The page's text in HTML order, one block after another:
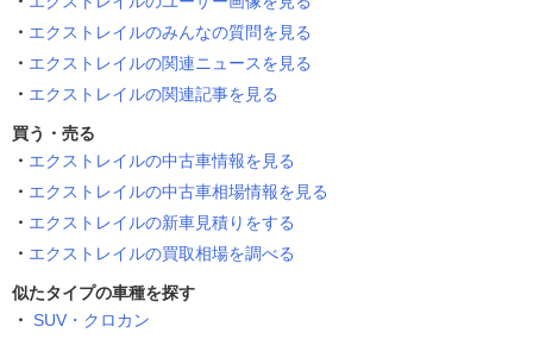
エクストレイルのみんなの質問を見る
エクストレイルの関連ニュースを見る
エクストレイルの関連記事を見る
買う・売る
エクストレイルの中古車情報を見る
エクストレイルの中古車相場情報を見る
エクストレイルの新車見積りをする
エクストレイルの買取相場を調べる
似たタイプの車種を探す
SUV・クロカン